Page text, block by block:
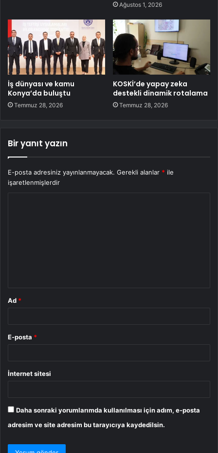
Ağustos 1, 2026
İş dünyası ve kamu
Konya’da buluştu
Temmuz 28, 2026
KOSKİ’de yapay zeka
destekli dinamik rotalama
Temmuz 28, 2026
Bir yanıt yazın
E-posta adresiniz yayınlanmayacak. Gerekli alanlar * ile
işaretlenmişlerdir
Ad *
E-posta *
İnternet sitesi
Daha sonraki yorumlarımda kullanılması için adım, e-posta
adresim ve site adresim bu tarayıcıya kaydedilsin.